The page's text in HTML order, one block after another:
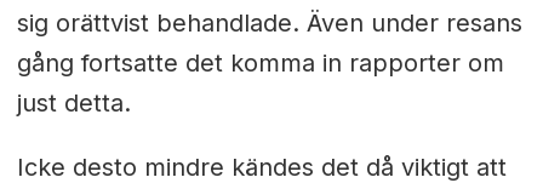
sig orättvist behandlade. Även under resans
gång fortsatte det komma in rapporter om
just detta.
Icke desto mindre kändes det då viktigt att